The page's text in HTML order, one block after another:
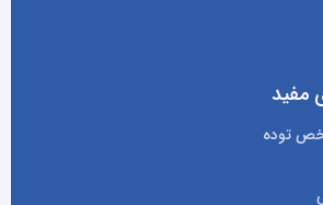
مفید
توده